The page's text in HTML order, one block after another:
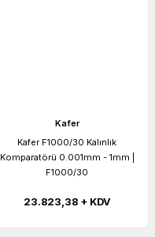
Kafer
Kafer F1000/30 Kalınlık
Komparatörü 0.001mm - 1mm |
F1000/30
23.823,38 + KDV